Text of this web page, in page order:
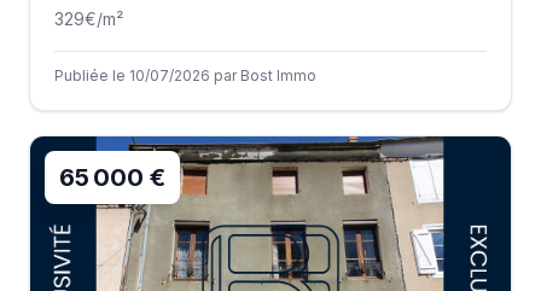
329€/m²
Publiée le 10/07/2026 par Bost Immo
65 000 €